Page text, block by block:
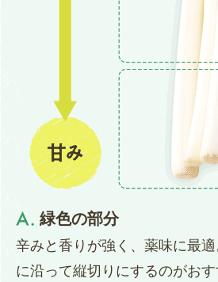
緑色の部分
辛みと香りが強く、薬味に最
に沿って縦切りにするのがおす